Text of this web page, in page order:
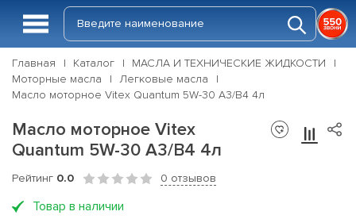
Главная Каталог
МАСЛА И ТЕХНИЧЕСКИЕ ЖИДКОСТИ
Моторные масла
Легковые масла
Масло моторное Vitex Quantum 5W-30 А3/B4 4л
Масло моторное Vitex
Quantum 5W-30 А3/B4 4л
Рейтинг 0.0 0 отзывов
Товар в наличии